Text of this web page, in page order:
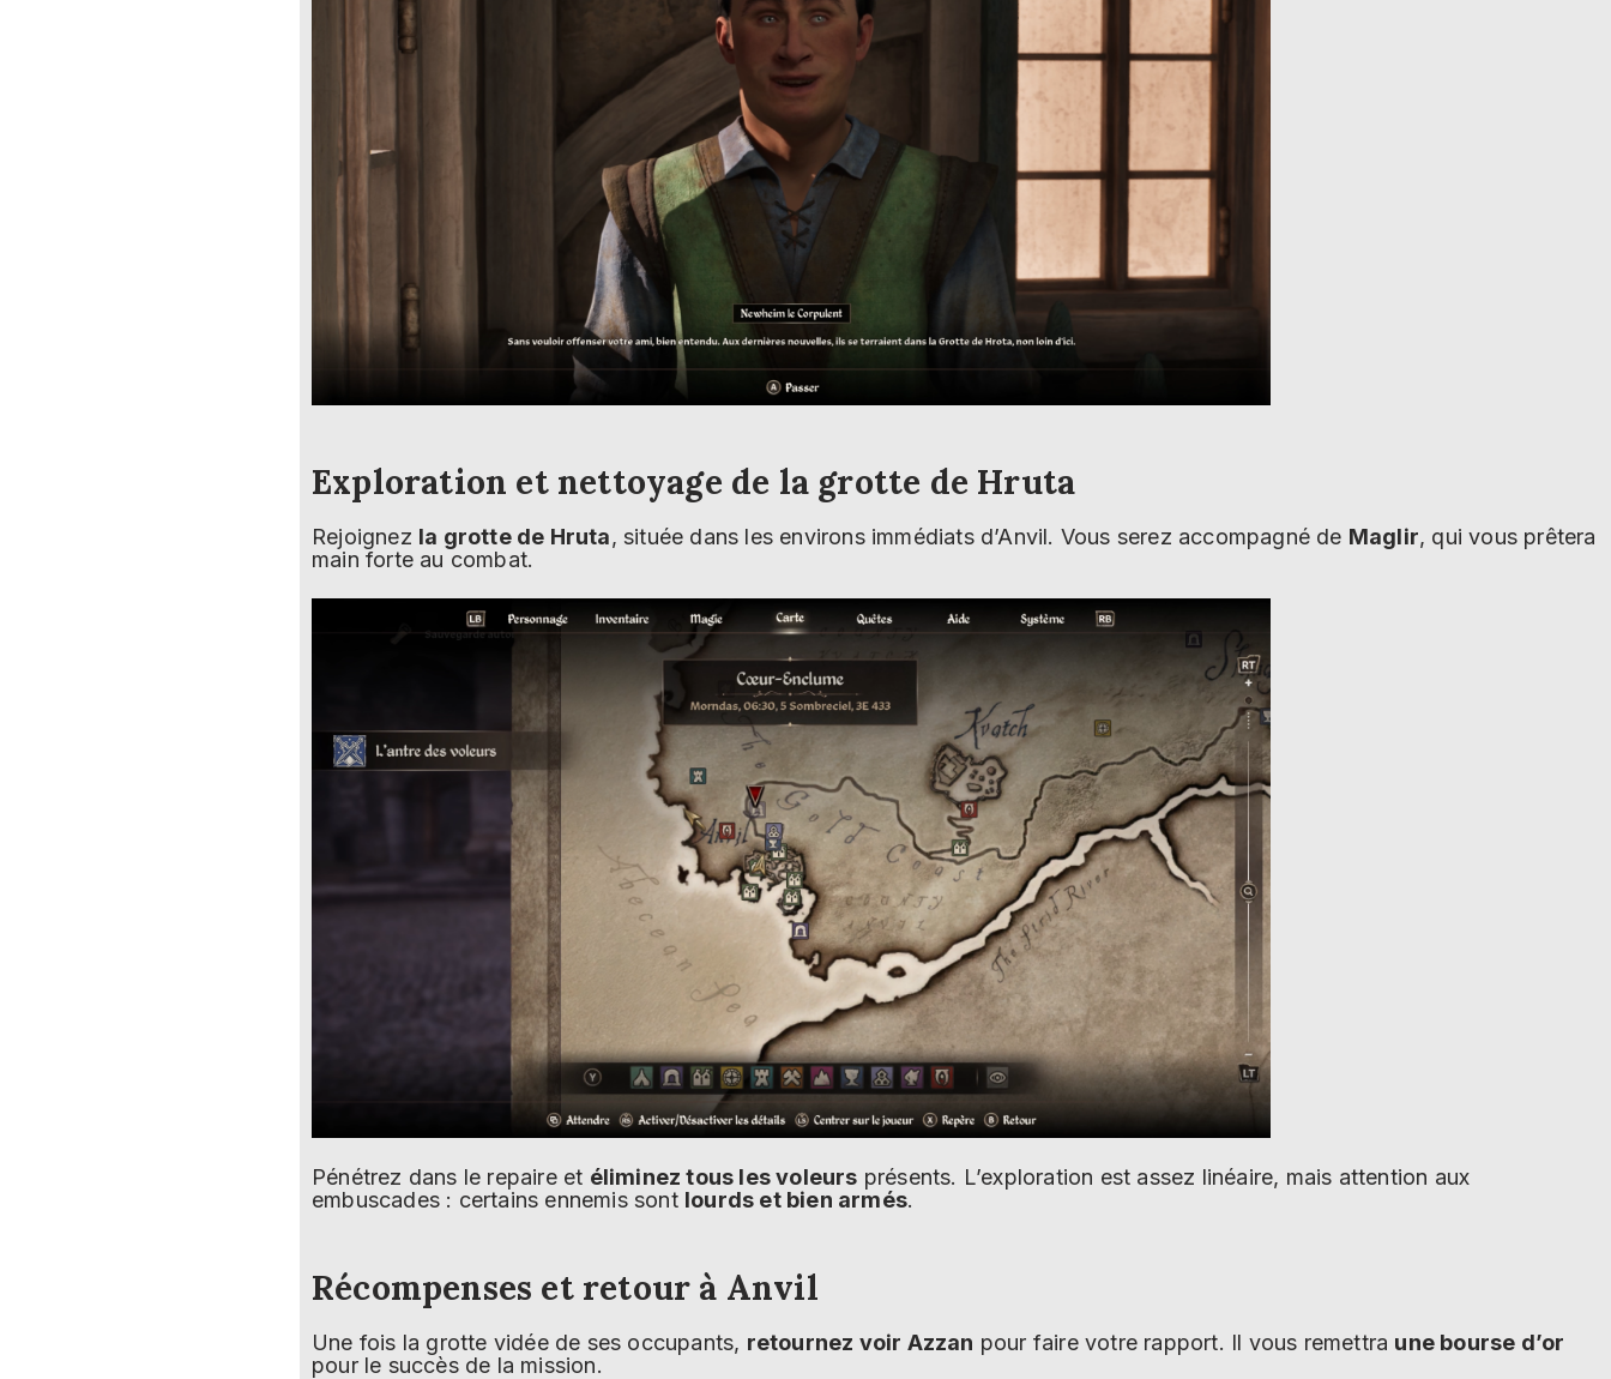
Exploration et nettoyage de la grotte de Hruta
Rejoignez la grotte de Hruta, située dans les environs immédiats d’Anvil. Vous serez accompagné de Maglir, qui vous prêtera
main forte au combat.
Pénétrez dans le repaire et éliminez tous les voleurs présents. L’exploration est assez linéaire, mais attention aux
embuscades : certains ennemis sont lourds et bien armés.
Récompenses et retour à Anvil
Une fois la grotte vidée de ses occupants, retournez voir Azzan pour faire votre rapport. Il vous remettra une bourse d’or
pour le succès de la mission.